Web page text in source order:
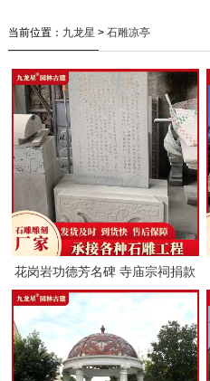
当前位置： 九龙星 > 石雕凉亭
花岗岩功德芳名碑 寺庙宗祠捐款
石雕功德碑